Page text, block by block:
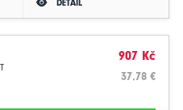
DETAIL
907 Kč
37.78 €